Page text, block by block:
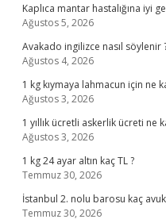
Kaplıca mantar hastalığına iyi
Ağustos 5, 2026
Avakado ingilizce nasıl söylenir
Ağustos 4, 2026
1 kg kıymaya lahmacun için ne
Ağustos 3, 2026
1 yıllık ücretli askerlik ücreti ne
Ağustos 3, 2026
1 kg 24 ayar altın kaç TL ?
Temmuz 30, 2026
İstanbul 2. nolu barosu kaç
Temmuz 30, 2026